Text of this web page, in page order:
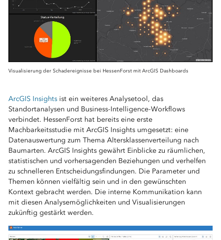
Visualisierung der Schadereignisse bei HessenForst mit ArcGIS Dashboards
ArcGIS Insightsist ein weiteres Analysetool, das
Standortanalysen und Business-Intelligence-Workflows
verbindet. HessenForst hat bereits eine erste
Machbarkeitsstudie mit ArcGIS Insights umgesetzt: eine
Datenauswertung zum Thema Altersklassenverteilung nach
Baumarten. ArcGIS Insights gewährt Einblicke zu räumlichen,
statistischen und vorhersagenden Beziehungen und verhelfen
zu schnelleren Entscheidungsfindungen. Die Parameter und
Themen können vielfältig sein und in den gewünschten
Kontext gebracht werden. Die interne Kommunikation kann
mit diesen Analysemöglichkeiten und Visualisierungen
zukünftig gestärkt werden.